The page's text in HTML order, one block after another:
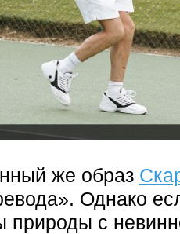
же образ
Однако
с